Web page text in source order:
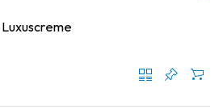
Luxuscreme